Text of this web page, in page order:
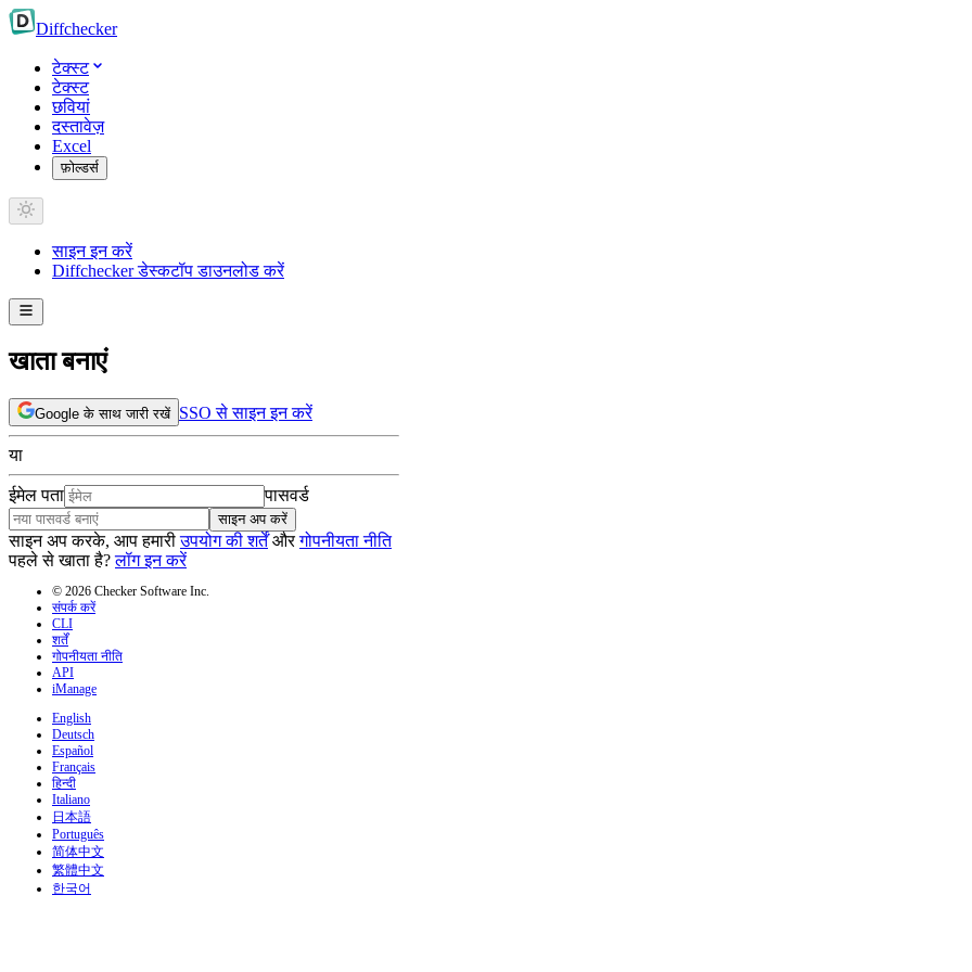
Diffchecker
टेक्स्ट
टेक्स्ट
छवियां
दस्तावेज़
Excel
फ़ोल्डर्स
साइन इन करें
Diffchecker डेस्कटॉप डाउनलोड करें
खाता बनाएं
Google के साथ जारी रखें SSO से साइन इन करें
या
ईमेल पता पासवर्ड
साइन अप करें
साइन अप करके, आप हमारी उपयोग की शर्तें और गोपनीयता नीति
पहले से खाता है? लॉग इन करें
© 2026 Checker Software Inc.
संपर्क करें
CLI
शर्तें
गोपनीयता नीति
API
iManage
English
Deutsch
Español
Français
हिन्दी
Italiano
日本語
Português
简体中文
繁體中文
한국어